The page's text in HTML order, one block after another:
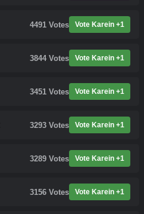
4491 Votes Vote Karein +1
3844 Votes Vote Karein +1
3451 Votes Vote Karein +1
3293 Votes Vote Karein +1
3289 Votes Vote Karein +1
3156 Votes Vote Karein +1